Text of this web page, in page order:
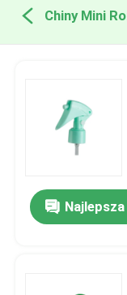
Chiny Mini